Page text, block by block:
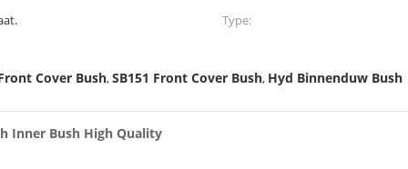
Type:
Cover Bush,SB151 Front Cover Bush, Hyd Binnenduw Bush
Inner Bush High Quality